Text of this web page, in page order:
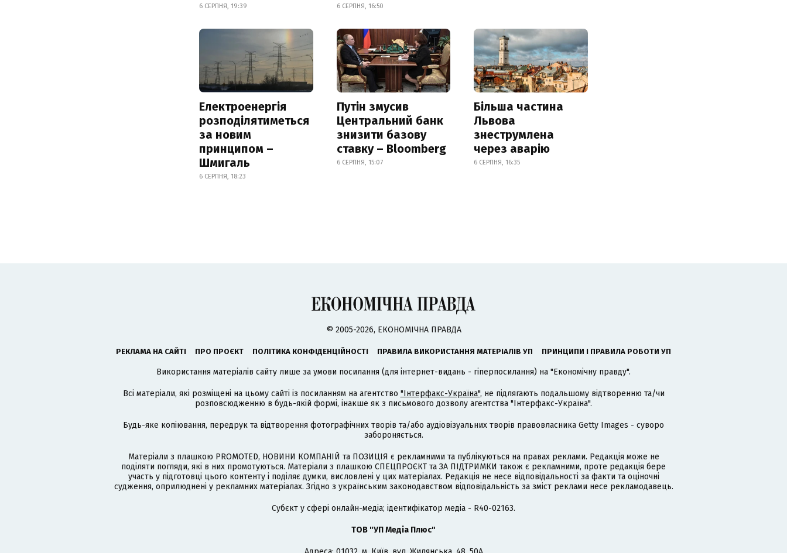
6 СЕРПНЯ, 19:39 6 СЕРПНЯ, 16:50
Електроенергія
розподілятиметься
за новим
принципом –
Шмигаль
6 СЕРПНЯ, 18:23
Путін змусив
Центральний банк
знизити базову
ставку – Bloomberg
6 СЕРПНЯ, 15:07
Більша частина
Львова
знеструмлена
через аварію
6 СЕРПНЯ, 16:35
© 2005-2026, ЕКОНОМІЧНА ПРАВДА
РЕКЛАМА НА САЙТІ ПРО ПРОЄКТ ПОЛІТИКА КОНФІДЕНЦІЙНОСТІ ПРАВИЛА ВИКОРИСТАННЯ МАТЕРІАЛІВ УП ПРИНЦИПИ І ПРАВИЛА РОБОТИ УП
Використання матеріалів сайту лише за умови посилання (для інтернет-видань - гіперпосилання) на "Економічну правду".
Всі матеріали, які розміщені на цьому сайті із посиланням на агентство "Інтерфакс-Україна", не підлягають подальшому відтворенню та/чи
розповсюдженню в будь-якій формі, інакше як з письмового дозволу агентства "Інтерфакс-Україна".
Будь-яке копіювання, передрук та відтворення фотографічних творів та/або аудіовізуальних творів правовласника Getty Images - суворо
забороняється.
Матеріали з плашкою PROMOTED, НОВИНИ КОМПАНІЙ та ПОЗИЦІЯ є рекламними та публікуються на правах реклами. Редакція може не
поділяти погляди, які в них промотуються. Матеріали з плашкою СПЕЦПРОЄКТ та ЗА ПІДТРИМКИ також є рекламними, проте редакція бере
участь у підготовці цього контенту і поділяє думки, висловлені у цих матеріалах. Редакція не несе відповідальності за факти та оціночні
судження, оприлюднені у рекламних матеріалах. Згідно з українським законодавством відповідальність за зміст реклами несе рекламодавець.
Cубєкт у сфері онлайн-медіа; ідентифікатор медіа - R40-02163.
ТОВ "УП Медіа Плюс"